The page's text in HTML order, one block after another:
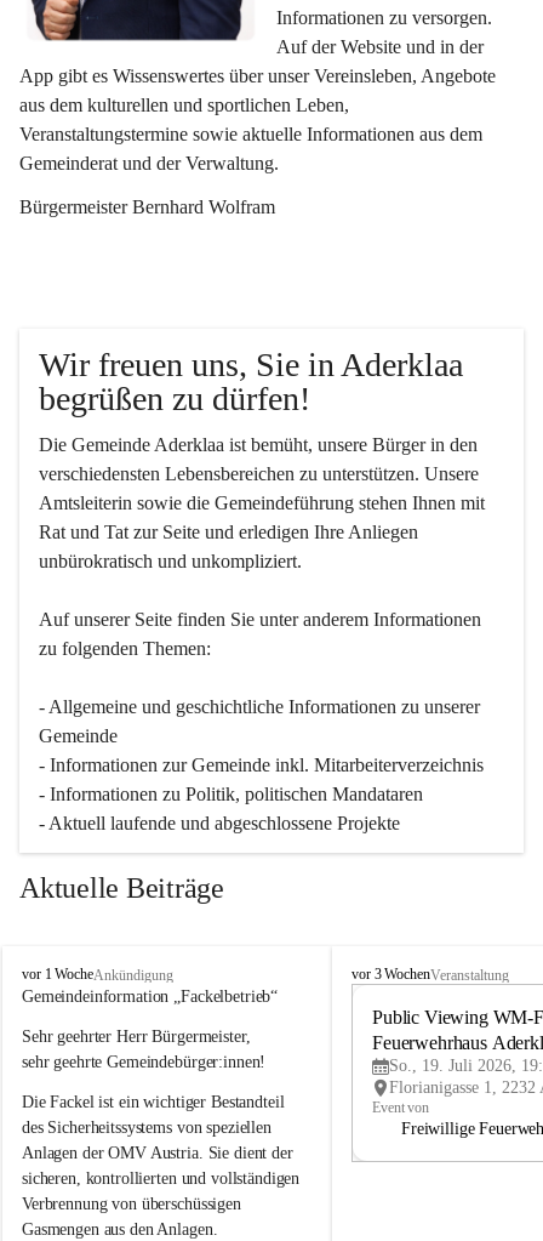
Informationen zu versorgen.
Auf der Website und in der
App gibt es Wissenswertes über unser Vereinsleben, Angebote
aus dem kulturellen und sportlichen Leben,
Veranstaltungstermine sowie aktuelle Informationen aus dem
Gemeinderat und der Verwaltung.
Bürgermeister Bernhard Wolfram
Wir freuen uns, Sie in Aderklaa
begrüßen zu dürfen!
Die Gemeinde Aderklaa ist bemüht, unsere Bürger in den
verschiedensten Lebensbereichen zu unterstützen. Unsere
Amtsleiterin sowie die Gemeindeführung stehen Ihnen mit
Rat und Tat zur Seite und erledigen Ihre Anliegen
unbürokratisch und unkompliziert.
Auf unserer Seite finden Sie un­ter an­de­rem Informationen
zu folgenden Themen:
- Allgemeine und geschichtliche Informationen zu unserer
Gemeinde
- Informationen zur Gemeinde inkl. Mitarbeiterverzeichnis
- Informationen zu Politik, politischen Mandataren
- Aktuell laufende und abgeschlossene Projekte
Aktuelle Beiträge
A
d
r
k
a
a
vor 1 WocheAnkündigung
Gemeindeinformation „Fackelbetrieb“
Sehr geehrter Herr Bürgermeister,
sehr geehrte Gemeindebürger:innen!
Die Fackel ist ein wichtiger Bestandteil
des Sicherheitssystems von speziellen
Anlagen der OMV Austria. Sie dient der
sicheren, kontrollierten und vollständigen
Verbrennung von überschüssigen
Gasmengen aus den Anlagen.
A
vor 3 WochenVeranstaltung
Public Viewing WM-
Feuerwehrhaus
So., 19. Juli 2026,
Event von
Freiwillige